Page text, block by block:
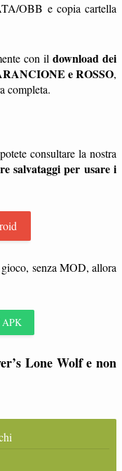
OBB e copia cartella
con il download dei
e ROSSO,
completa.
consultare la nostra
salvataggi per usare i
senza MOD, allora
APK
Lone Wolf e non